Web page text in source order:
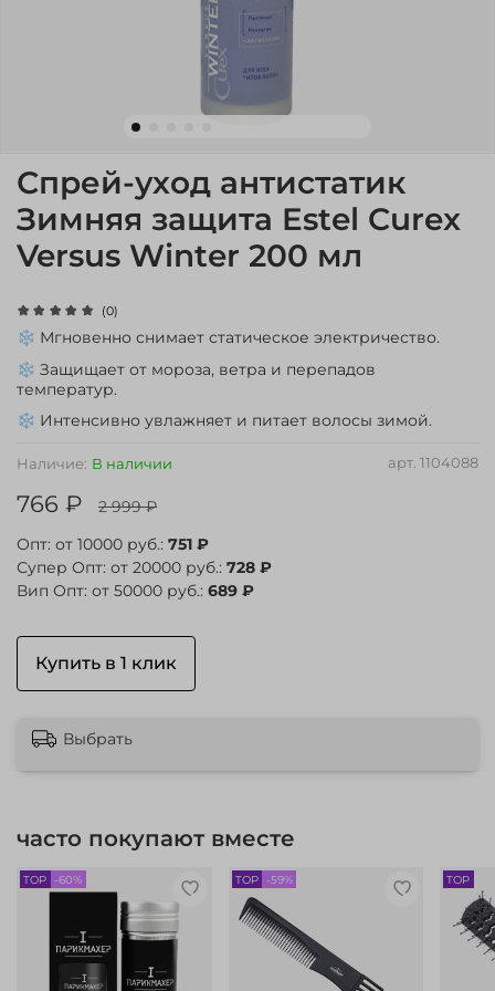
(0)
арт. 1104088
Наличие: В наличии
Спрей-уход антистатик
Зимняя защита Estel Curex
Versus Winter 200 мл
766 ₽
2 999 ₽
Опт: от 10000 руб.: 751 ₽
Супер Опт: от 20000 руб.: 728 ₽
Вип Опт: от 50000 руб.: 689 ₽
Купить в 1 клик
❄️ Мгновенно снимает статическое электричество.
❄️ Защищает от мороза, ветра и перепадов
температур.
❄️ Интенсивно увлажняет и питает волосы зимой.
Выбрать
часто покупают вместе
TOP -60% TOP -59% TOP